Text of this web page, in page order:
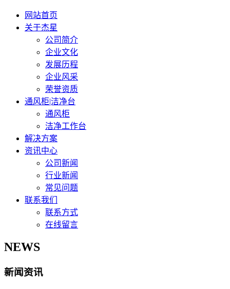
网站首页
关于杰星
公司简介
企业文化
发展历程
企业风采
荣誉资质
通风柜|洁净台
通风柜
洁净工作台
解决方案
资讯中心
公司新闻
行业新闻
常见问题
联系我们
联系方式
在线留言
NEWS
新闻资讯